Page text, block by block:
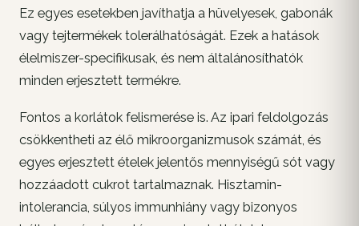
Ez egyes esetekben javíthatja a hüvelyesek, gabonák
vagy tejtermékek tolerálhatóságát. Ezek a hatások
élelmiszer-specifikusak, és nem általánosíthatók
minden erjesztett termékre.
Fontos a korlátok felismerése is. Az ipari feldolgozás
csökkentheti az élő mikroorganizmusok számát, és
egyes erjesztett ételek jelentős mennyiségű sót vagy
hozzáadott cukrot tartalmaznak. Hisztamin-
intolerancia, súlyos immunhiány vagy bizonyos